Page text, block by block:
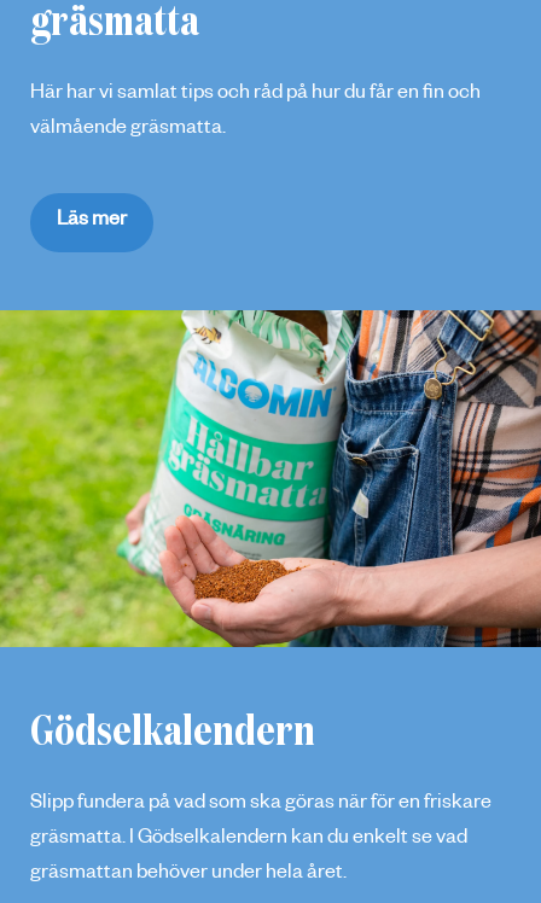
gräsmatta
Här har vi samlat tips och råd på hur du får en fin och
välmående gräsmatta.
Läs mer
Gödselkalendern
Slipp fundera på vad som ska göras när för en friskare
gräsmatta. I Gödselkalendern kan du enkelt se vad
gräsmattan behöver under hela året.